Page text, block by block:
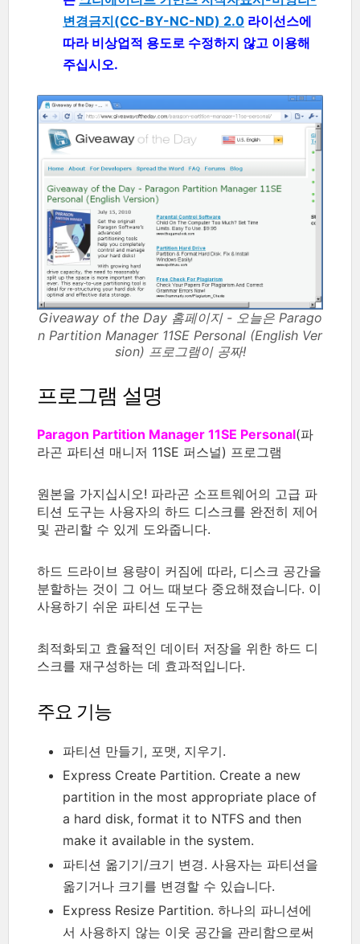
변경금지(CC-BY-NC-ND) 2.0 라이선스에
따라 비상업적 용도로 수정하지 않고 이용해
주십시오.
Giveaway of the Day 홈페이지 - 오늘은 Parago
n Partition Manager 11SE Personal (English Ver
sion) 프로그램이 공짜!
프로그램 설명
Paragon Partition Manager 11SE Personal(파
라곤 파티션 매니저 11SE 퍼스널) 프로그램
원본을 가지십시오! 파라곤 소프트웨어의 고급 파
티션 도구는 사용자의 하드 디스크를 완전히 제어
및 관리할 수 있게 도와줍니다.
하드 드라이브 용량이 커짐에 따라, 디스크 공간을
분할하는 것이 그 어느 때보다 중요해졌습니다. 이
사용하기 쉬운 파티션 도구는
최적화되고 효율적인 데이터 저장을 위한 하드 디
스크를 재구성하는 데 효과적입니다.
주요 기능
파티션 만들기, 포맷, 지우기.
Express Create Partition. Create a new
partition in the most appropriate place of
a hard disk, format it to NTFS and then
make it available in the system.
파티션 옮기기/크기 변경. 사용자는 파티션을
옮기거나 크기를 변경할 수 있습니다.
Express Resize Partition. 하나의 파니션에
서 사용하지 않는 이웃 공간을 관리함으로써